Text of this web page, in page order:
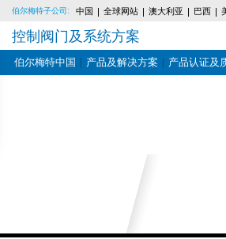
伯尔梅特子公司: 中国 全球网站 澳大利亚 巴西
控制阀门及系统方案
伯尔梅特中国 产品及解决方案 产品认证及